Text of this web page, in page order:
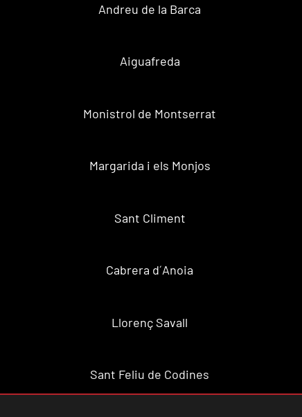
Andreu de la Barca
Aiguafreda
Monistrol de Montserrat
Margarida i els Monjos
Sant Climent
Cabrera d´Anoia
Llorenç Savall
Sant Feliu de Codines